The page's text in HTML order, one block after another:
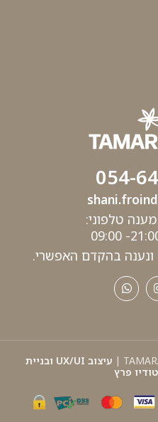
054-
טלפוני:
בהקדם האפשרי.
עיצוב UX/UI ובניית
פרץ